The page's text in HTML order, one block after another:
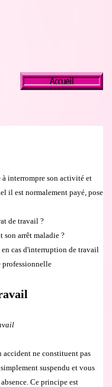
à interrompre son activité et
il est normalement payé, pose
de travail ?
son arrêt maladie ?
cas d'interruption de travail
professionnelle
accident ne constituent pas
suspendu et vous
Ce principe est